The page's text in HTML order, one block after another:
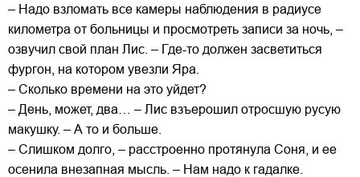
– Надо взломать все камеры наблюдения в радиусе
километра от больницы и просмотреть записи за ночь, –
озвучил свой план Лис. – Где-то должен засветиться
фургон, на котором увезли Яра.
– Сколько времени на это уйдет?
– День, может, два… – Лис взъерошил отросшую русую
макушку. – А то и больше.
– Слишком долго, – расстроенно протянула Соня, и ее
осенила внезапная мысль. – Нам надо к гадалке.